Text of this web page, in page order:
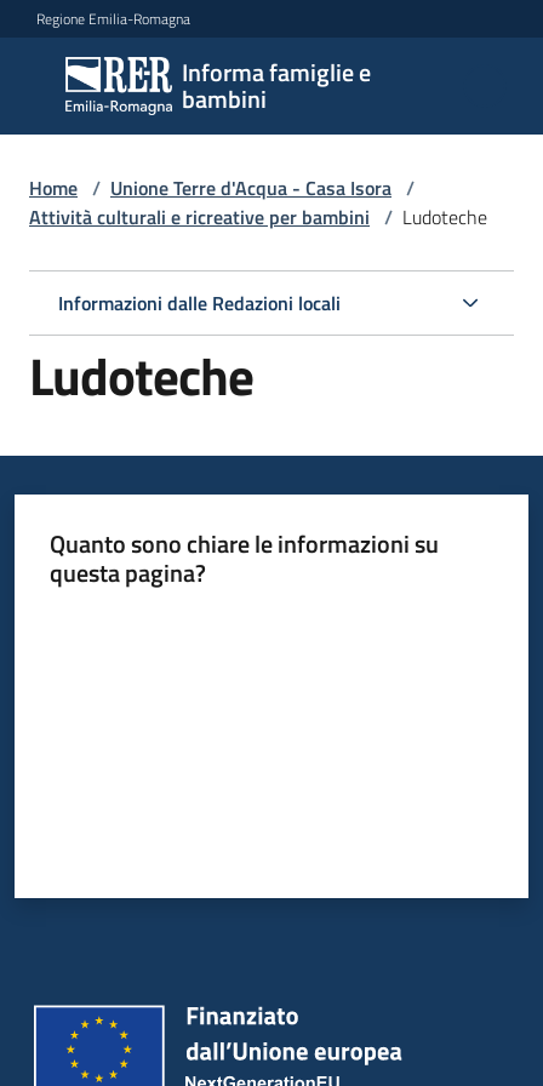
Vai al contenuto
Vai alla navigazione
Vai al footer
Regione Emilia-Romagna
Informa famiglie e
bambini
Informa
famiglie
e
bambini
Argomenti
Servizi
le
famiglie
Home / Unione Terre d'Acqua - Casa Isora /
Attività culturali e ricreative per bambini / Ludoteche
Informazioni dalle Redazioni locali
Ludoteche
Quanto sono chiare le informazioni su
questa pagina?